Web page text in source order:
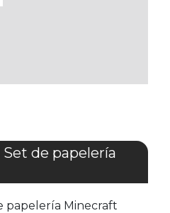
Set de papelería
papelería Minecraft